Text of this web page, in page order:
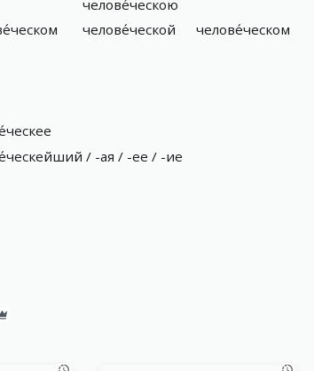
челове́ческою
челове́ческой челове́ческом
/ -ая / -ее / -ие